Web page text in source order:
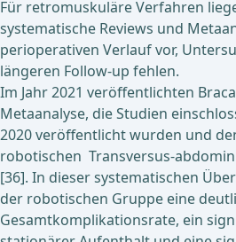
Für retromuskuläre Verfahren
systematische Reviews und
perioperativen Verlauf vor,
längeren Follow-up fehlen.
Im Jahr 2021 veröffentlichten
Metaanalyse, die Studien
2020 veröffentlicht wurden und
robotischen Transversus-
[36]. In dieser systematischen
der robotischen Gruppe eine
Gesamtkomplikationsrate, ein